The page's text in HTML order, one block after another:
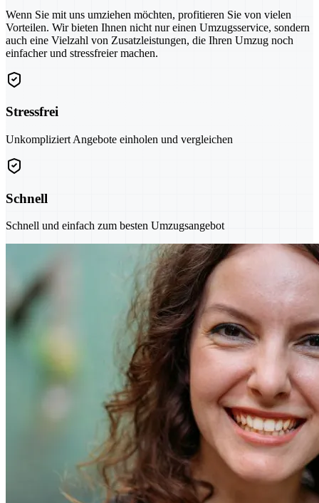
Wenn Sie mit uns umziehen möchten, profitieren Sie von vielen
Vorteilen. Wir bieten Ihnen nicht nur einen Umzugsservice, sondern
auch eine Vielzahl von Zusatzleistungen, die Ihren Umzug noch
einfacher und stressfreier machen.
Stressfrei
Unkompliziert Angebote einholen und vergleichen
Schnell
Schnell und einfach zum besten Umzugsangebot